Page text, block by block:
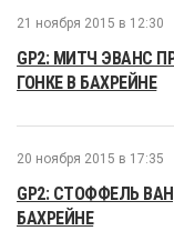
21 ноября 2015 в 12:30
GP2: МИТЧ ЭВАНС
ГОНКЕ В БАХРЕЙНЕ
20 ноября 2015 в 17:35
GP2: СТОФФЕЛЬ
БАХРЕЙНЕ